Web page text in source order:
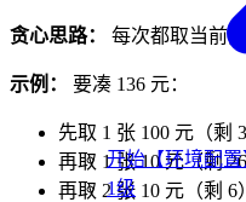
开始【环境配置
1级
贪心思路： 每次都取当前
示例： 要凑 136 元：
先取 1 张 100 元（剩
再取 1 张 10 元（剩 26
再取 2 张 10 元（剩 6